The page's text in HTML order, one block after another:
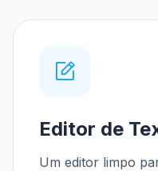
Editor de
Um editor limpo